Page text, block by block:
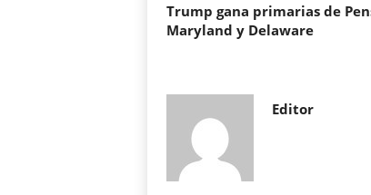
Trump gana primarias de
Maryland y Delaware
Editor